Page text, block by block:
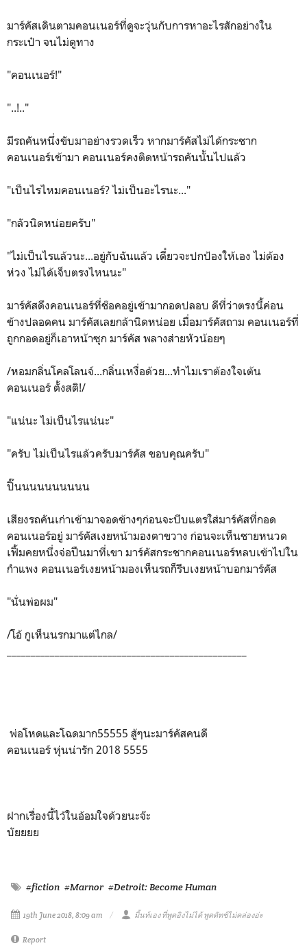
มาร์คัสเดินตามคอนเนอร์ที่ดูจะวุ่นกับการหาอะไรสักอย่างใน
กระเป๋า จนไม่ดูทาง
"คอนเนอร์!"
"..!.."
มีรถคันหนึ่งขับมาอย่างรวดเร็ว หากมาร์คัสไม่ได้กระชาก
คอนเนอร์เข้ามา คอนเนอร์คงติดหน้ารถคันนั้นไปแล้ว
"เป็นไรไหมคอนเนอร์? ไม่เป็นอะไรนะ..."
"กลัวนิดหน่อยครับ"
"ไม่เป็นไรแล้วนะ...อยู่กับฉันแล้ว เดี๋ยวจะปกป้องให้เอง ไม่ต้อง
ห่วง ไม่ได้เจ็บตรงไหนนะ"
มาร์คัสดึงคอนเนอร์ที่ช๊อคอยู่เข้ามากอดปลอบ ดีที่ว่าตรงนี้ค่อน
ข้างปลอดคน มาร์คัสเลยกล้านิดหน่อย เมื่อมาร์คัสถาม คอนเนอร์ที่
ถูกกอดอยู่ก็เอาหน้าซุก มาร์คัส พลางส่ายหัวน้อยๆ
/หอมกลิ่นโคลโลนจ์...กลิ่นเหงื่อด้วย...ทำไมเราต้องใจเต้น
คอนเนอร์ ตั้งสติ!/
"แน่นะ ไม่เป็นไรแน่นะ"
"ครับ ไม่เป็นไรแล้วครับมาร์คัส ขอบคุณครับ"
ปิ๊นนนนนนนนนน
เสียงรถคันเก่าเข้ามาจอดข้างๆก่อนจะบีบแตรใส่มาร์คัสที่กอด
คอนเนอร์อยู่ มาร์คัสเงยหน้ามองตาขวาง ก่อนจะเห็นชายหนวด
เฟิ้มคยหนึ่งจ่อปืนมาที่เขา มาร์คัสกระชากคอนเนอร์หลบเข้าไปใน
กำแพง คอนเนอร์เงยหน้ามองเห็นรถก็รีบเงยหน้าบอกมาร์คัส
"นั่นพ่อผม"
/โอ้ กูเห็นนรกมาแต่ไกล/
พ่อโหดและโฉดมาก55555 สู้ๆนะมาร์คัสคนดี
คอนเนอร์ หุ่นน่ารัก 2018 5555
ฝากเรื่องนี้ไว้ในอ้อมใจด้วยนะจ๊ะ
บัยยยย
#fiction #Marnor #Detroit: Become Human
19th June 2018, 8:09 am มิ้นท์เอง ที่พูดอิงไม่ได้ พูดดัทช์ไม่คล่องอ่ะ
Report